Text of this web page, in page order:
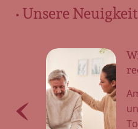
• Unsere
der